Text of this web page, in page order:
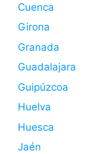
Cuenca
Girona
Granada
Guadalajara
Guipúzcoa
Huelva
Huesca
Jaén